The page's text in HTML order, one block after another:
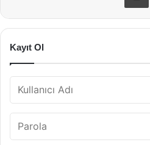
Kayıt Ol